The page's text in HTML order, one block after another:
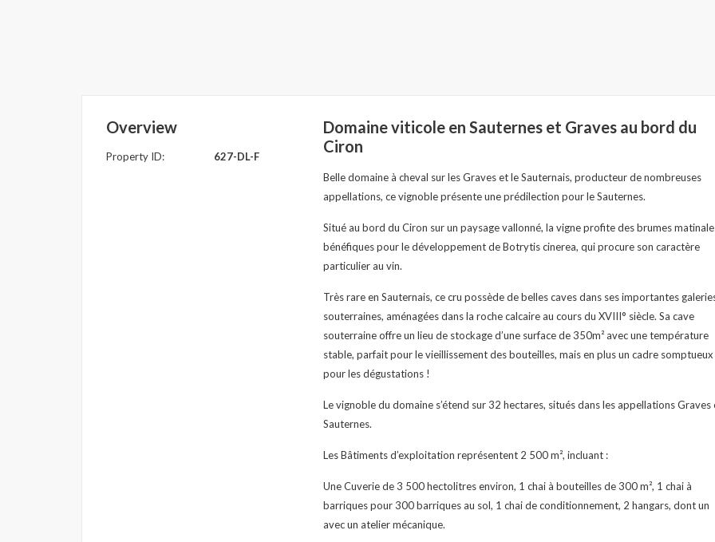
Overview
Property ID: 627-DL-F
Domaine viticole en Sauternes et Graves au bord du
Ciron
Belle domaine à cheval sur les Graves et le Sauternais, producteur de nombreuses
appellations, ce vignoble présente une prédilection pour le Sauternes.
Situé au bord du Ciron sur un paysage vallonné, la vigne profite des brumes
bénéfiques pour le développement de Botrytis cinerea, qui procure son caractère
particulier au vin.
Très rare en Sauternais, ce cru possède de belles caves dans ses importantes
souterraines, aménagées dans la roche calcaire au cours du XVIII° siècle. Sa cave
souterraine offre un lieu de stockage d’une surface de 350m² avec une température
stable, parfait pour le vieillissement des bouteilles, mais en plus un cadre somptueux
pour les dégustations !
Le vignoble du domaine s’étend sur 32 hectares, situés dans les appellations Graves
Sauternes.
Les Bâtiments d’exploitation représentent 2 500 m², incluant :
Une Cuverie de 3 500 hectolitres environ, 1 chai à bouteilles de 300 m², 1 chai à
barriques pour 300 barriques au sol, 1 chai de conditionnement, 2 hangars, dont un
avec un atelier mécanique.